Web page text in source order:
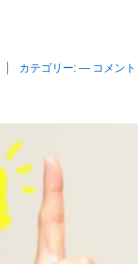
カテゴリー: — コメント